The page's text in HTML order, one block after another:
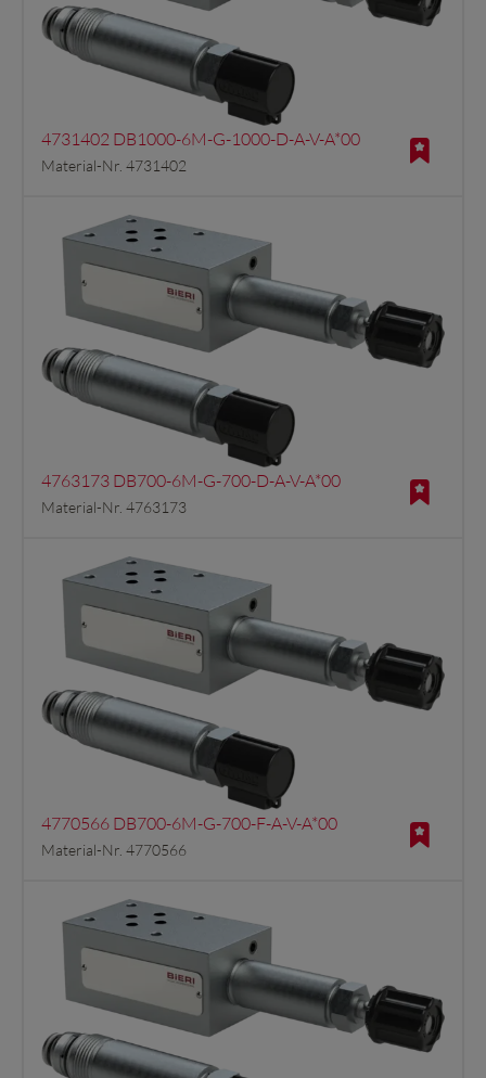
4731402 DB1000-6M-G-1000-D-A-V-A*00
Material-Nr. 4731402
4763173 DB700-6M-G-700-D-A-V-A*00
Material-Nr. 4763173
4770566 DB700-6M-G-700-F-A-V-A*00
Material-Nr. 4770566